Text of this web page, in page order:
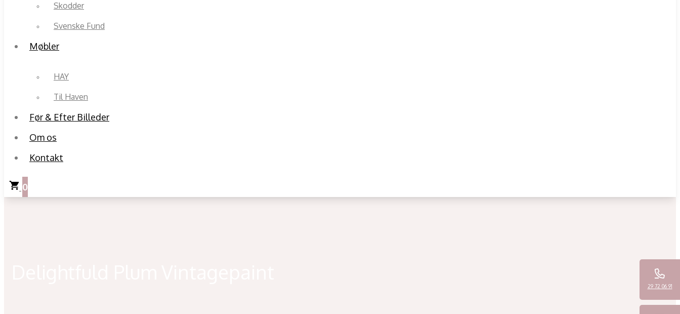
Skodder
Svenske Fund
Møbler
HAY
Til Haven
Før & Efter Billeder
Om os
Kontakt
0
29 72 06 91